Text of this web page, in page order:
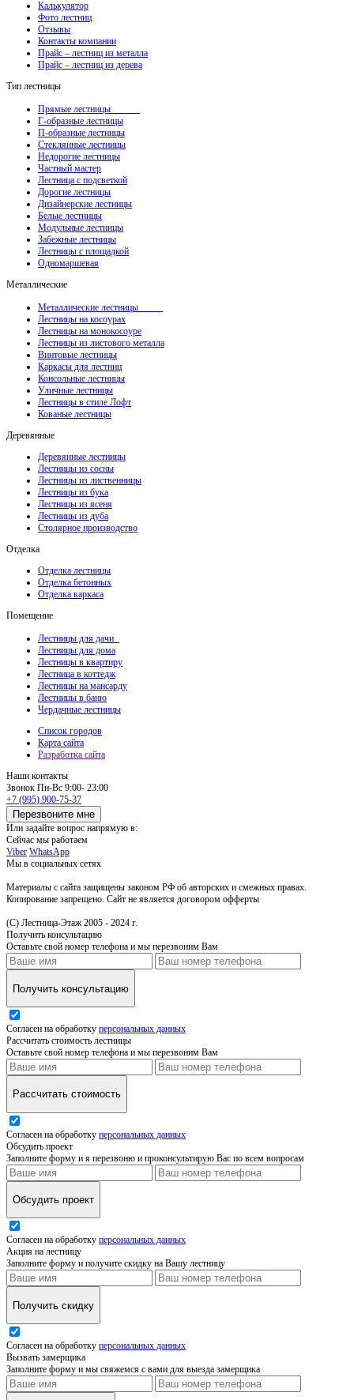
Калькулятор
Фото лестниц
Отзывы
Контакты компании
Прайс – лестниц из металла
Прайс – лестниц из дерева
Тип лестницы
Прямые лестницы
Г-образные лестницы
П-образные лестницы
Стеклянные лестницы
Недорогие лестницы
Частный мастер
Лестница с подсветкой
Дорогие лестницы
Дизайнерские лестницы
Белые лестницы
Модульные лестницы
Забежные лестницы
Лестницы с площадкой
Одномаршевая
Металлические
Металлические лестницы
Лестницы на косоурах
Лестницы на монокосоуре
Лестницы из листового металла
Винтовые лестницы
Каркасы для лестниц
Консольные лестницы
Уличные лестницы
Лестницы в стиле Лофт
Кованые лестницы
Деревянные
Деревянные лестницы
Лестницы из сосны
Лестницы из лиственницы
Лестницы из бука
Лестницы из ясеня
Лестницы из дуба
Столярное производство
Отделка
Отделка лестницы
Отделка бетонных
Отделка каркаса
Помещение
Лестницы для дачи
Лестницы для дома
Лестницы в квартиру
Лестница в коттедж
Лестницы на мансарду
Лестницы в баню
Чердачные лестницы
Список городов
Карта сайта
Разработка сайта
Наши контакты
Звонок Пн-Вс 9:00- 23:00
+7 (995) 900-75-37
Перезвоните мне
Или задайте вопрос напрямую в:
Сейчас мы работаем
Viber WhatsApp
Мы в социальных сетях
Материалы с сайта защищены законом РФ об авторских и смежных правах.
Копирование запрещено. Сайт не является договором офферты
(С) Лестница-Этаж 2005 - 2024 г.
Получить консультацию
Оставьте свой номер телефона и мы перезвоним Вам
Получить консультацию
Согласен на обработку персональных данных
Рассчитать стоимость лестницы
Оставьте свой номер телефона и мы перезвоним Вам
Рассчитать стоимость
Согласен на обработку персональных данных
Обсудить проект
Заполните форму и я перезвоню и проконсультирую Вас по всем вопросам
Обсудить проект
Согласен на обработку персональных данных
Акция на лестницу
Заполните форму и получите скидку на Вашу лестницу
Получить скидку
Согласен на обработку персональных данных
Вызвать замерщика
Заполните форму и мы свяжемся с вами для выезда замерщика